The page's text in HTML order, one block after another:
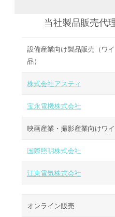
当社製品販売代
設備産業向け製品販売（ワ
品）
株式会社アスティ
宝永電機株式会社
映画産業・撮影産業向けワ
国際照明株式会社
江東電気株式会社
オンライン販売